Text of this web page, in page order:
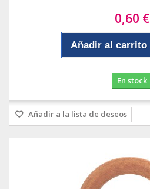
0,60 €
Añadir al carrito
En stock
Añadir a la lista de deseos